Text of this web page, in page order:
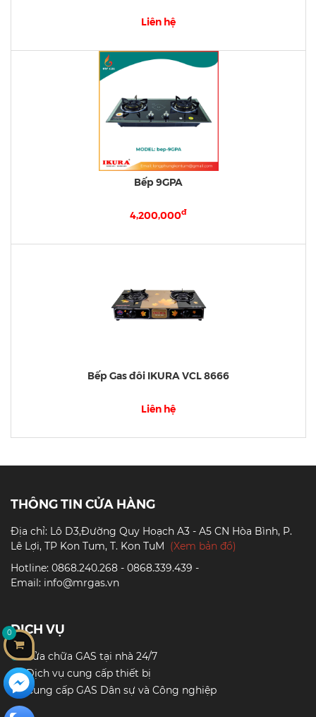
Liên hệ
Bếp 9GPA
4,200,000đ
Bếp Gas đôi IKURA VCL 8666
Liên hệ
THÔNG TIN CỬA HÀNG
Địa chỉ: Lô D3,Đường Quy Hoạch A3 - A5 CN Hòa Bình, P.
Lê Lợi, TP Kon Tum, T. Kon TuM (Xem bản đồ)
Hotline: 0868.240.268 - 0868.339.439 -
Email: info@mrgas.vn
DỊCH VỤ
Sửa chữa GAS tại nhà 24/7
Dịch vụ cung cấp thiết bị
Cung cấp GAS Dân sự và Công nghiệp
0